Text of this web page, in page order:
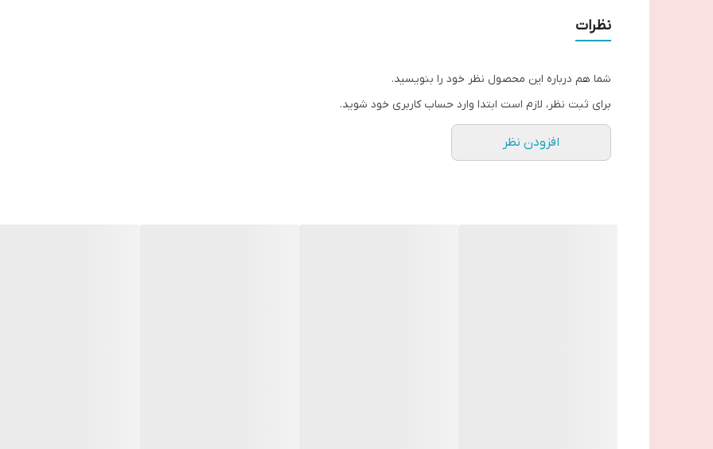
ـــــــــــــــــــــــــــــــــــــــــــــــــــــــــــ
نظرات
شما هم درباره این محصول نظر خود را بنویسید.
برای ثبت نظر، لازم است ابتدا وارد حساب کاربری خود شوید.
افزودن نظر